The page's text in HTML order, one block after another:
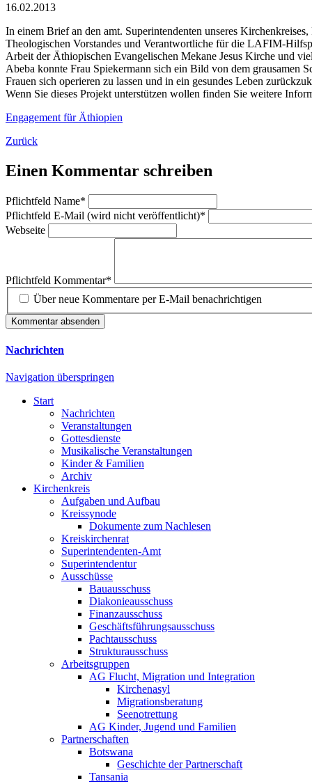
16.02.2013
In einem Brief an den amt. Superintendenten unseres
Theologischen Vorstandes und Verantwortliche für die LAFIM-
Arbeit der Äthiopischen Evangelischen Mekane Jesus Kirche und
Abeba konnte Frau Spiekermann sich ein Bild von dem grausamen
Frauen sich operieren zu lassen und in ein gesundes Leben
Wenn Sie dieses Projekt unterstützen wollen finden Sie weitere
Engagement für Äthiopien
Zurück
Einen Kommentar schreiben
Pflichtfeld Name*
Pflichtfeld E-Mail (wird nicht veröffentlicht)*
Webseite
Pflichtfeld Kommentar*
Über neue Kommentare per E-Mail benachrichtigen
Kommentar absenden
Nachrichten
Navigation überspringen
Start
Nachrichten
Veranstaltungen
Gottesdienste
Musikalische Veranstaltungen
Kinder & Familien
Archiv
Kirchenkreis
Aufgaben und Aufbau
Kreissynode
Dokumente zum Nachlesen
Kreiskirchenrat
Superintendenten-Amt
Superintendentur
Ausschüsse
Bauausschuss
Diakonieausschuss
Finanzausschuss
Geschäftsführungsausschuss
Pachtausschuss
Strukturausschuss
Arbeitsgruppen
AG Flucht, Migration und Integration
Kirchenasyl
Migrationsberatung
Seenotrettung
AG Kinder, Jugend und Familien
Partnerschaften
Botswana
Geschichte der Partnerschaft
Tansania